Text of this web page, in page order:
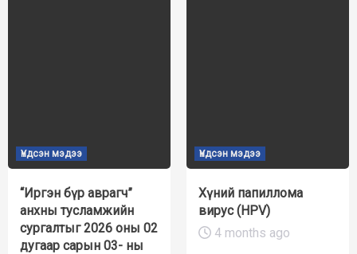
Үндсэн мэдээ
“Иргэн бүр аврагч”
анхны тусламжийн
сургалтыг 2026 оны 02
дугаар сарын 03- ны
Үндсэн мэдээ
Хүний папиллома
вирус (HPV)
4 months ago